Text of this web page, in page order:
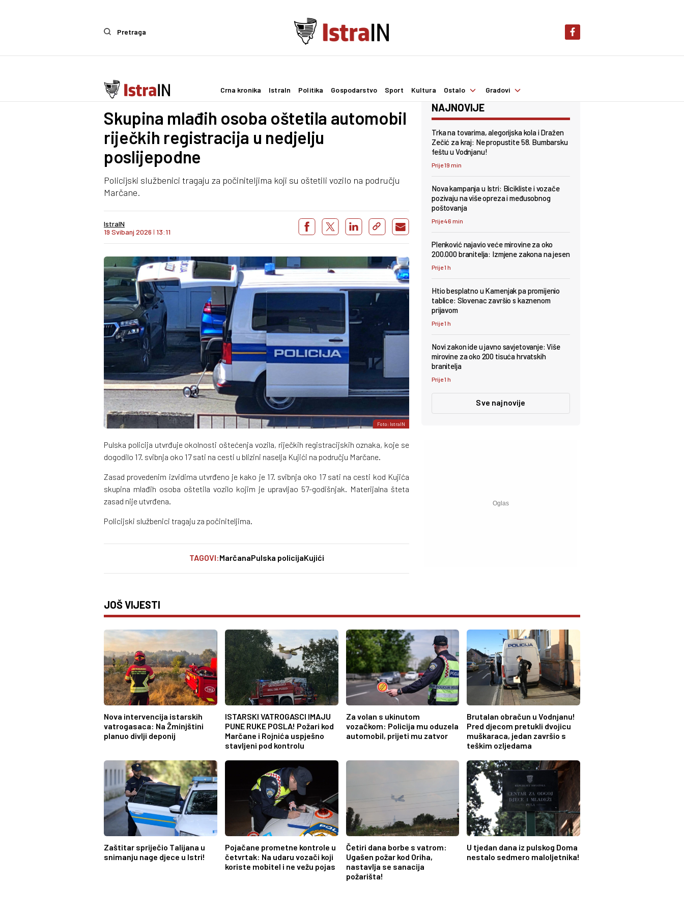
Pretraga
Crna kronika IstraIn Politika Gospodarstvo Sport Kultura Ostalo Gradovi
Crna kronika
Skupina mlađih osoba oštetila automobil
riječkih registracija u nedjelju
poslijepodne
Policijski službenici tragaju za počiniteljima koji su oštetili vozilo na području
Marčane.
IstraIN
19 Svibanj 2026 I 13:11
Foto: IstraIN
Pulska policija utvrđuje okolnosti oštećenja vozila, riječkih registracijskih oznaka, koje se
dogodilo 17. svibnja oko 17 sati na cesti u blizini naselja Kujići na području Marčane.
Zasad provedenim izvidima utvrđeno je kako je 17. svibnja oko 17 sati na cesti kod Kujića
skupina mlađih osoba oštetila vozilo kojim je upravljao 57-godišnjak. Materijalna šteta
zasad nije utvrđena.
Policijski službenici tragaju za počiniteljima.
TAGOVI:MarčanaPulska policijaKujići
NAJNOVIJE
Trka na tovarima, alegorijska kola i Dražen
Zečić za kraj: Ne propustite 58. Bumbarsku
feštu u Vodnjanu!
Prije 19 min
Nova kampanja u Istri: Bicikliste i vozače
pozivaju na više opreza i međusobnog
poštovanja
Prije 46 min
Plenković najavio veće mirovine za oko
200.000 branitelja: Izmjene zakona na jesen
Prije 1 h
Htio besplatno u Kamenjak pa promijenio
tablice: Slovenac završio s kaznenom
prijavom
Prije 1 h
Novi zakon ide u javno savjetovanje: Više
mirovine za oko 200 tisuća hrvatskih
branitelja
Prije 1 h
Sve najnovije
JOŠ VIJESTI
Nova intervencija istarskih
vatrogasaca: Na Žminjštini
planuo divlji deponij
ISTARSKI VATROGASCI IMAJU
PUNE RUKE POSLA! Požari kod
Marčane i Rojnića uspješno
stavljeni pod kontrolu
Za volan s ukinutom
vozačkom: Policija mu oduzela
automobil, prijeti mu zatvor
Brutalan obračun u Vodnjanu!
Pred djecom pretukli dvojicu
muškaraca, jedan završio s
teškim ozljedama
Zaštitar spriječio Talijana u
snimanju nage djece u Istri!
Pojačane prometne kontrole u
četvrtak: Na udaru vozači koji
koriste mobitel i ne vežu pojas
Četiri dana borbe s vatrom:
Ugašen požar kod Oriha,
nastavlja se sanacija
požarišta!
U tjedan dana iz pulskog Doma
nestalo sedmero maloljetnika!